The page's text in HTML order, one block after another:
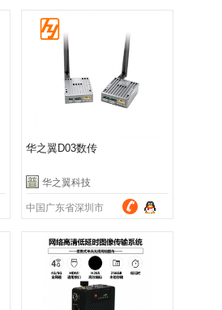
华之翼D03数传
华之翼科技
中国广东省深圳市